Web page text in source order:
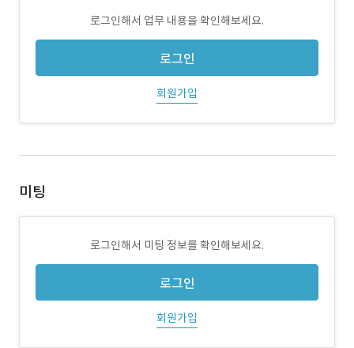
로그인해서 업무 내용을 확인해보세요.
로그인
회원가입
미팅
로그인해서 미팅 정보를 확인해보세요.
로그인
회원가입